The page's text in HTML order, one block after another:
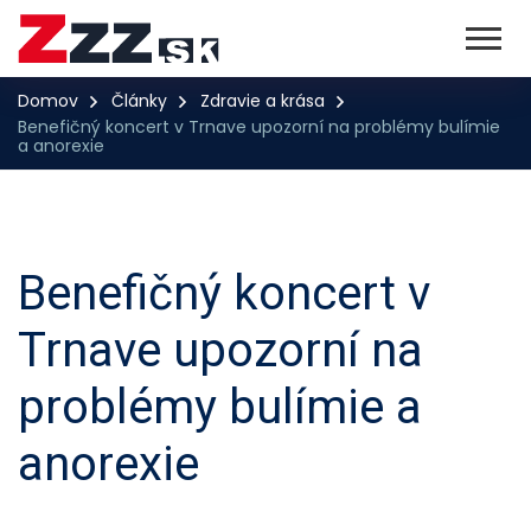
Domov Články
Zdravie a krása
Benefičný koncert v Trnave upozorní na problémy bulímie
a anorexie
Benefičný koncert v
Trnave upozorní na
problémy bulímie a
anorexie